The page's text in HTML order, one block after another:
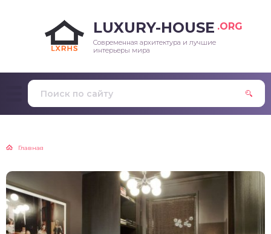
LUXURY-HOUSE .ORG
Современная архитектура и лучшие
интерьеры мира
Главная